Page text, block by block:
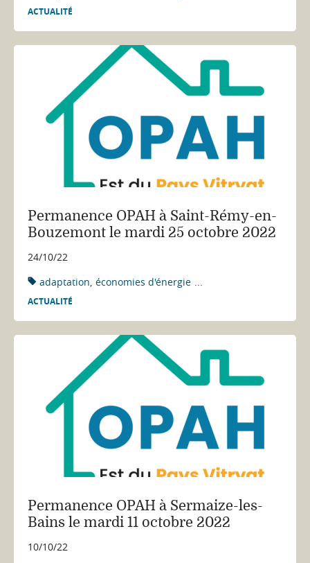
ACTUALITÉ
Permanence OPAH à Saint-Rémy-en-
Bouzemont le mardi 25 octobre 2022
24/10/22
adaptation économies d'énergie ...
ACTUALITÉ
Permanence OPAH à Sermaize-les-
Bains le mardi 11 octobre 2022
10/10/22